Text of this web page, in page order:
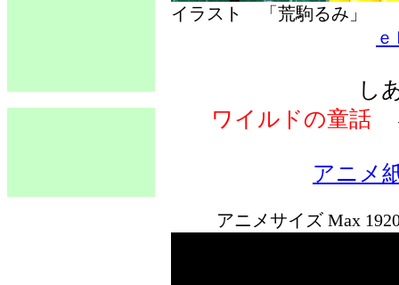
イラスト 「荒駒るみ
し
ワイルドの童話
アニメ
アニメサイズ Max